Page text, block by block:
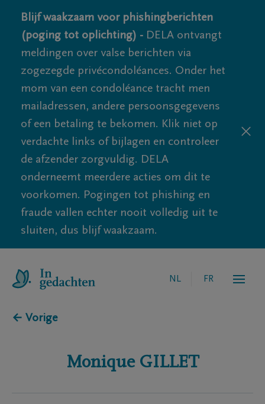
Blijf waakzaam voor phishingberichten
(poging tot oplichting) - DELA ontvangt
meldingen over valse berichten via
zogezegde privécondoléances. Onder het
mom van een condoléance tracht men
mailadressen, andere persoonsgegevens
of een betaling te bekomen. Klik niet op
verdachte links of bijlagen en controleer
de afzender zorgvuldig. DELA
onderneemt meerdere acties om dit te
voorkomen. Pogingen tot phishing en
fraude vallen echter nooit volledig uit te
sluiten, dus blijf waakzaam.
NL FR
← Vorige
Monique GILLET